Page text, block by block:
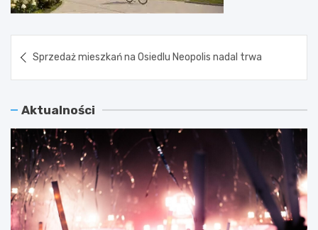
wpisu
Sprzedaż mieszkań na Osiedlu Neopolis nadal trwa
Aktualności